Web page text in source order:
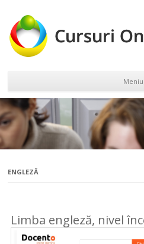
Meniu
ENGLEZĂ
Limba engleză, nivel